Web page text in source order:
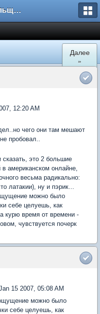
Клуб Курильщиков Трубки
Далее
»
12:20 AM
чего они там мешают
пробовал..
это 2 большие
американском онлайне,
весьма радикально:
латакии), ну и пэрик...
можно было
себе целуешь, как
курю время от времени -
чувствуется почерк
15 2007, 05:08 AM
можно было
себе целуешь, как